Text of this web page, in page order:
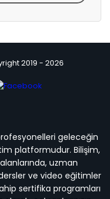
2019 - 2026
geleceğin
platformudur. Bilişim,
uzman
ve video eğitimler
sertifika programları